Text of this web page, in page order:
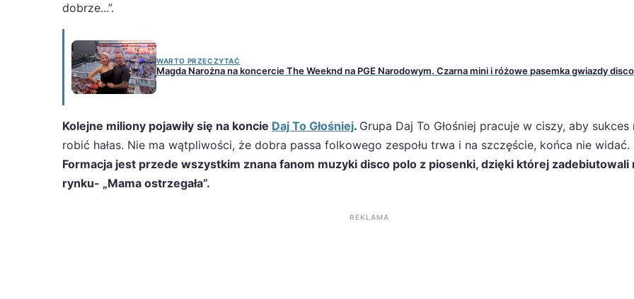
dobrze...”.
WARTO PRZECZYTAĆ
Magda Narożna na koncercie The Weeknd na PGE Narodowym. Czarna mini i różowe pasemka gwiazdy
Kolejne miliony pojawiły się na koncie Daj To Głośniej. Grupa Daj To Głośniej pracuje w ciszy, aby sukces
robić hałas. Nie ma wątpliwości, że dobra passa folkowego zespołu trwa i na szczęście, końca nie widać.
Formacja jest przede wszystkim znana fanom muzyki disco polo z piosenki, dzięki której zadebiutowali
rynku- „Mama ostrzegała”.
REKLAMA